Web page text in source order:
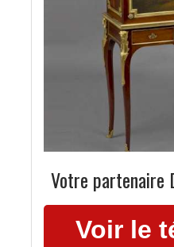
Votre partenaire